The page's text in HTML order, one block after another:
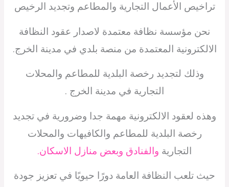
تراخيص الأعمال التجارية والمطاعم وتجديد الرخيص
نحن مؤسسة نظافة معتمدة لاصدار عقود النظافة
الالكترونية المعتمدة من منصة بلدي في مدينة الخرج.
وذلك لتجديد رخصة البلدية للمطاعم والمحلات
التجارية في مدينة الخرج .
وهذه لعقود الالكترونية مهمة جدا وضرورية في تجديد
رخصة البلدية للمطاعم والكافيهات والمحلات
التجارية والفنادق وبعض منازل الاسكان.
حيث تلعب النظافة العامة دورًا حيويًا في تعزيز جودة